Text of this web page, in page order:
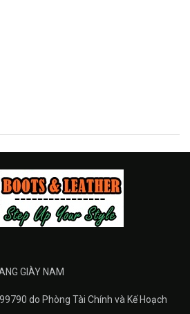
GIÀY NAM
do Phòng Tài Chính và Kế Hoạch